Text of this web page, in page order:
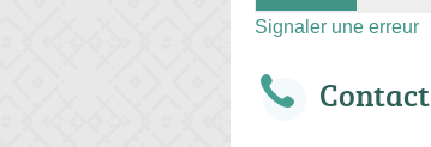
Signaler une erreur
Contact